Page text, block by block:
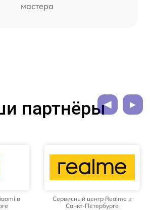
мастера
партнёры
в
Сервисный центр Realme в
Санкт-Петербурге